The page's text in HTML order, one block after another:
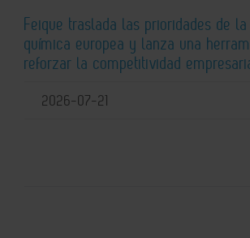
Feique traslada las prioridades de
química europea y lanza una
reforzar la competitividad
2026-07-21